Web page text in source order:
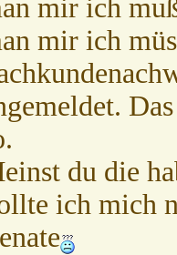
09:13
mir ich
mir ich
du die
ich mich